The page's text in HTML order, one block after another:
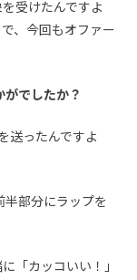
受けたんですよ
、今回もオファー
でしたか？
送ったんですよ
半部分にラップを
「カッコいい！」